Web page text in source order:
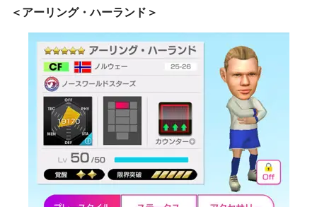
＜アーリング・ハーランド＞